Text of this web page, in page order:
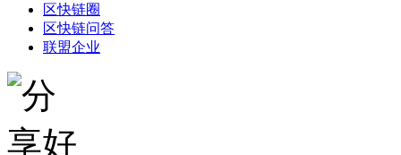
区快链圈
区快链问答
联盟企业